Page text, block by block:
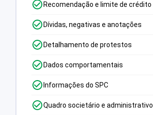
Recomendação e limite de crédito
Dívidas, negativas e anotações
Detalhamento de protestos
Dados comportamentais
Informações do SPC
Quadro societário e administrativo